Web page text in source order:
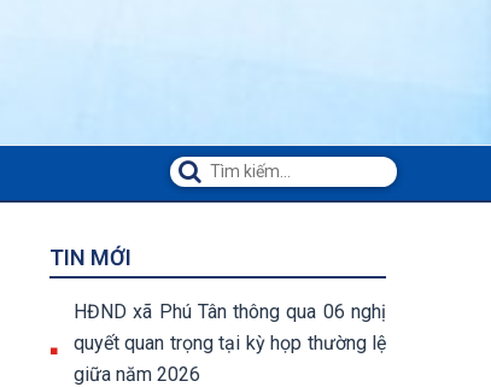
TIN MỚI
HĐND xã Phú Tân thông qua 06 nghị
quyết quan trọng tại kỳ họp thường lệ
giữa năm 2026